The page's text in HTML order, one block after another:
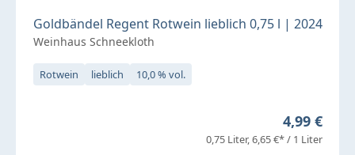
Goldbändel Regent Rotwein lieblich 0,75 l | 2024
Weinhaus Schneekloth
Rotwein lieblich 10,0 % vol.
Regulärer
4,99 €
0,75 Liter 6,65 €* / 1 Liter